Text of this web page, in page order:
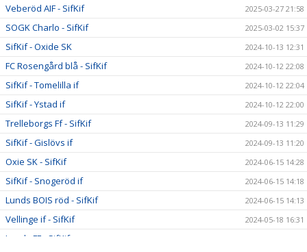
Veberöd AIF - SifKif 2025-03-27 21:58
SOGK Charlo - SifKif 2025-03-02 15:37
SifKif - Oxide SK 2024-10-13 12:31
FC Rosengård blå - SifKif 2024-10-12 22:08
SifKif - Tomelilla if 2024-10-12 22:04
SifKif - Ystad if 2024-10-12 22:00
Trelleborgs Ff - SifKif 2024-09-13 11:29
SifKif - Gislövs if 2024-09-13 11:20
Oxie SK - SifKif 2024-06-15 14:28
SifKif - Snogeröd if 2024-06-15 14:18
Lunds BOIS röd - SifKif 2024-06-15 14:13
Vellinge if - SifKif 2024-05-18 16:31
Lunds FF - SifKif